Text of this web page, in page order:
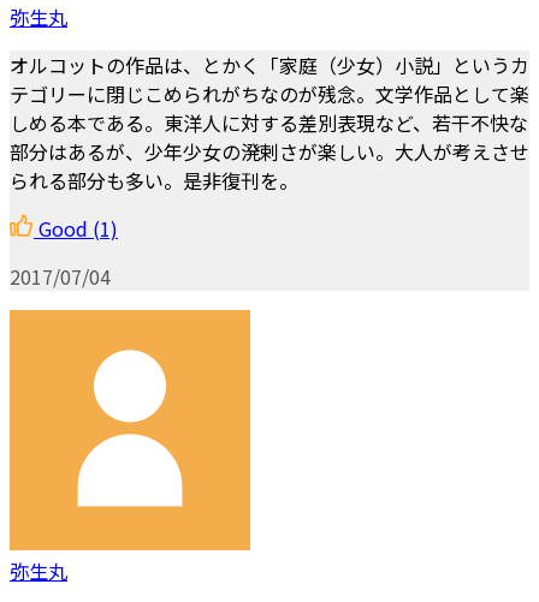
弥生丸
オルコットの作品は、とかく「家庭（少女）小説」というカ
テゴリーに閉じこめられがちなのが残念。文学作品として楽
しめる本である。東洋人に対する差別表現など、若干不快な
部分はあるが、少年少女の溌剌さが楽しい。大人が考えさせ
られる部分も多い。是非復刊を。
Good (1)
2017/07/04
弥生丸